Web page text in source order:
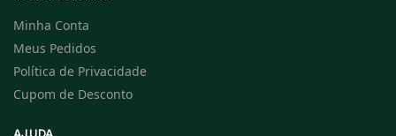
Minha Conta
Meus Pedidos
Política de Privacidade
Cupom de Desconto
AJUDA